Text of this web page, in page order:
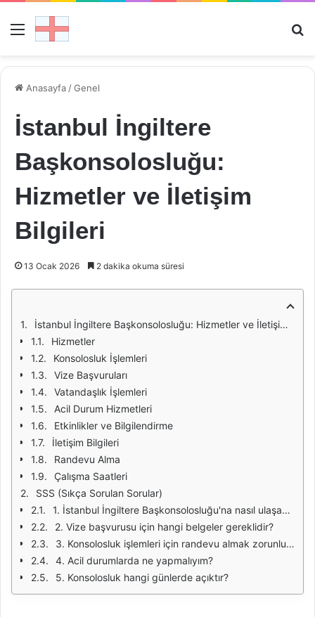
Menü
Anasayfa /Genel
İstanbul İngiltere
Başkonsolosluğu:
Hizmetler ve İletişim
Bilgileri
13 Ocak 2026 2 dakika okuma süresi
İstanbul İngiltere Başkonsolosluğu: Hizmetler ve İletişim Bilgileri
Hizmetler
Konsolosluk İşlemleri
Vize Başvuruları
Vatandaşlık İşlemleri
Acil Durum Hizmetleri
Etkinlikler ve Bilgilendirme
İletişim Bilgileri
Randevu Alma
Çalışma Saatleri
SSS (Sıkça Sorulan Sorular)
1. İstanbul İngiltere Başkonsolosluğu'na nasıl ulaşabilirim?
2. Vize başvurusu için hangi belgeler gereklidir?
3. Konsolosluk işlemleri için randevu almak zorunlu mu?
4. Acil durumlarda ne yapmalıyım?
5. Konsolosluk hangi günlerde açıktır?